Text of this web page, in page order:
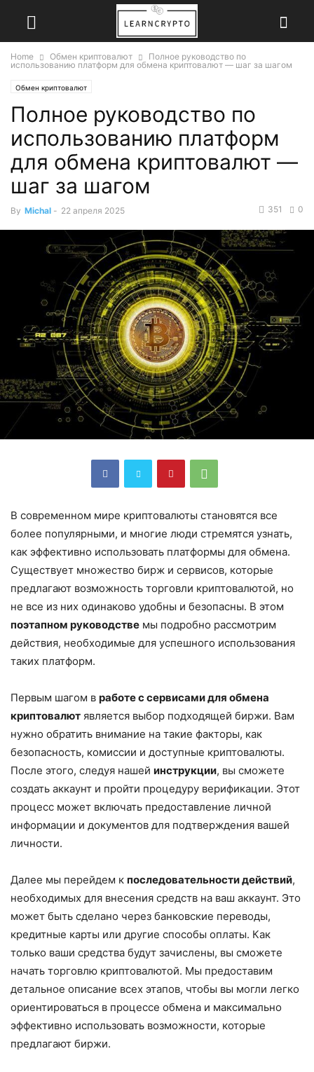
Home Обмен криптовалют
Полное руководство по
использованию платформ для обмена криптовалют — шаг за шагом
Обмен криптовалют
Полное руководство по
использованию платформ
для обмена криптовалют —
шаг за шагом
By Michal - 22 апреля 2025 0
351
В современном мире криптовалюты становятся все
более популярными, и многие люди стремятся узнать,
как эффективно использовать платформы для обмена.
Существует множество бирж и сервисов, которые
предлагают возможность торговли криптовалютой, но
не все из них одинаково удобны и безопасны. В этом
поэтапном руководстве мы подробно рассмотрим
действия, необходимые для успешного использования
таких платформ.
Первым шагом в работе с сервисами для обмена
криптовалют является выбор подходящей биржи. Вам
нужно обратить внимание на такие факторы, как
безопасность, комиссии и доступные криптовалюты.
После этого, следуя нашей инструкции, вы сможете
создать аккаунт и пройти процедуру верификации. Этот
процесс может включать предоставление личной
информации и документов для подтверждения вашей
личности.
Далее мы перейдем к последовательности действий,
необходимых для внесения средств на ваш аккаунт. Это
может быть сделано через банковские переводы,
кредитные карты или другие способы оплаты. Как
только ваши средства будут зачислены, вы сможете
начать торговлю криптовалютой. Мы предоставим
детальное описание всех этапов, чтобы вы могли легко
ориентироваться в процессе обмена и максимально
эффективно использовать возможности, которые
предлагают биржи.